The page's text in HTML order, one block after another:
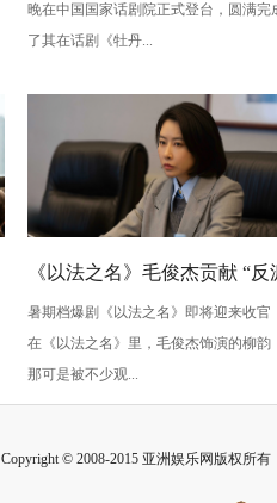
情，全新演绎“柳梦梅”至情至
晚在中国国家话剧院正式登台，圆满完
了其在话剧《牡丹...
《以法之名》毛俊杰贡献 “反
级” 演技？柳韵的 “蠢” 是表演
的胜利！
暑期档爆剧《以法之名》即将迎来收官
在《以法之名》里，毛俊杰饰演的柳韵
那可是被不少观...
Copyright © 2008-2015 亚洲娱乐网版权所